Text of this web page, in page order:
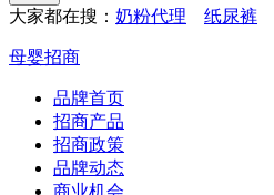
大家都在搜： 奶粉代理 纸尿裤
母婴招商
品牌首页
招商产品
招商政策
品牌动态